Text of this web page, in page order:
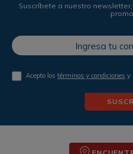
Suscríbete a nuestro
Acepto lostérminos y condiciones y